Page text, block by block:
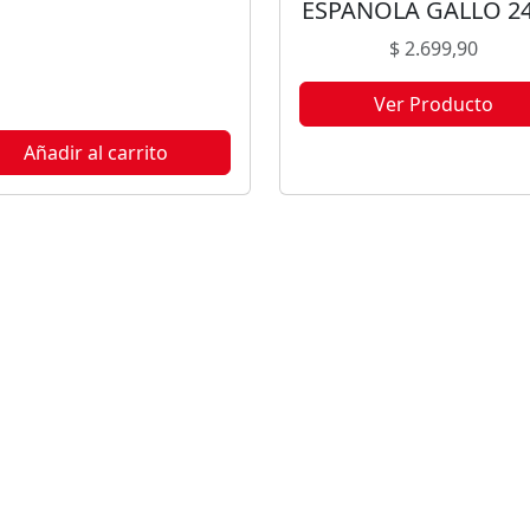
Añadir al carrito
ESPAÑOLA GALLO
$2.699,90
Ver Producto